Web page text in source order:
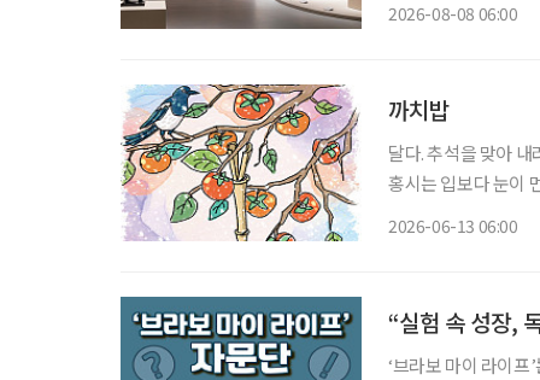
2026-08-08 06:00
까치밥
달다. 추석을 맞아
홍시는 입보다 눈이
2026-06-13 06:00
“실험 속 성장,
‘브라보 마이 라이